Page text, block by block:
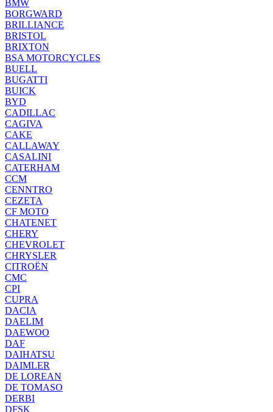
BMW
BORGWARD
BRILLIANCE
BRISTOL
BRIXTON
BSA MOTORCYCLES
BUELL
BUGATTI
BUICK
BYD
CADILLAC
CAGIVA
CAKE
CALLAWAY
CASALINI
CATERHAM
CCM
CENNTRO
CEZETA
CF MOTO
CHATENET
CHERY
CHEVROLET
CHRYSLER
CITROËN
CMC
CPI
CUPRA
DACIA
DAELIM
DAEWOO
DAF
DAIHATSU
DAIMLER
DE LOREAN
DE TOMASO
DERBI
DFSK